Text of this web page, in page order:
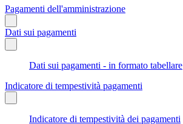
Pagamenti dell'amministrazione
Dati sui pagamenti
Dati sui pagamenti - in formato tabellare
Indicatore di tempestività pagamenti
Indicatore di tempestività dei pagamenti